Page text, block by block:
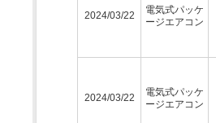
2024/03/22
電気式パッケ
ージエアコン
2024/03/22
電気式パッケ
ージエアコン